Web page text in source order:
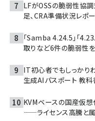
LFがOSSの脆弱性協調
足、CRA準備状況レポ
「Samba 4.24.5」「
取りなど6件の脆弱性
IT初心者でもしっかり
生成AIパスポート 教科
KVMベースの国産仮
——ライセンス高騰と